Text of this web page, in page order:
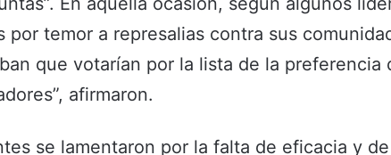
por temor a represalias contra sus
que votarían por la lista de la preferencia
afirmaron.
se lamentaron por la falta de eficacia y